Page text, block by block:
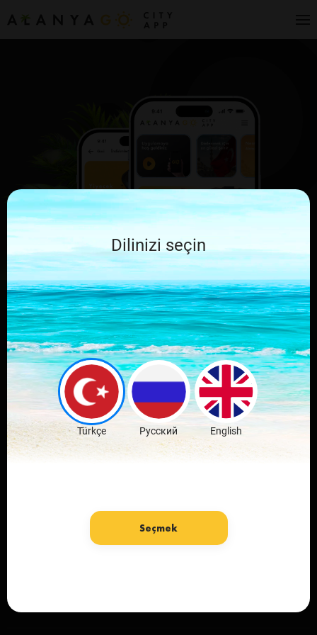
Sevdiğin şehrin
mobil
uygulamasını indir
Ücretsiz İndir
Dilinizi seçin
Türkçe Русский English
Seçmek